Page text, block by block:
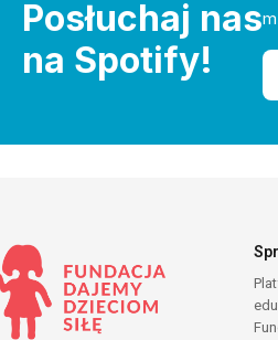
Posłuchaj nas
na Spotify!